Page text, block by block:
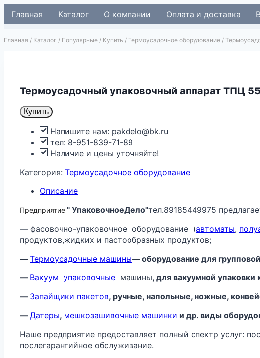
Перейти
Главная Каталог О компании Оплата и доставка
Главная / Каталог / Популярные / Купить / Термоусадочное оборудование /
Термоусадочный упаковочный аппарат ТПЦ
Купить
Напишите нам: pakdelo@bk.ru
тел: 8-951-839-71-89
Наличие и цены уточняйте!
Категория: Термоусадочное оборудование
Описание
Предприятие " УпаковочноеДело"тел.89185449975
— фасовочно-упаковочное оборудование (автоматы,
продуктов,жидких и пастообразных продуктов;
— Термоусадочные машины— оборудование для
— Вакуум упаковочные машины, для вакуумной
— Запайщики пакетов, ручные, напольные, ножные,
— Датеры, мешкозашивочные машинки и др. виды
Наше предприятие предоставляет полный спектр услуг:
послегарантийное обслуживание.